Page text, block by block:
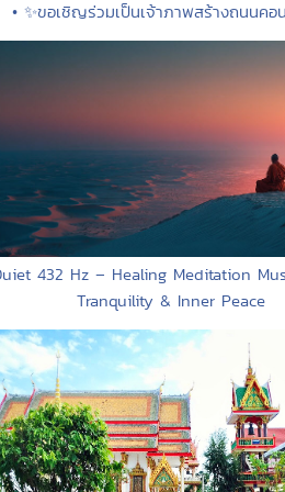
• ✨ขอเชิญร่วมเป็นเจ้าภาพสร้างถนนคอ
432 Hz – Healing Meditation
Tranquility & Inner Peace